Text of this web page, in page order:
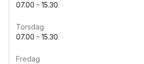
07.00 - 15.30
Torsdag
07.00 - 15.30
Fredag